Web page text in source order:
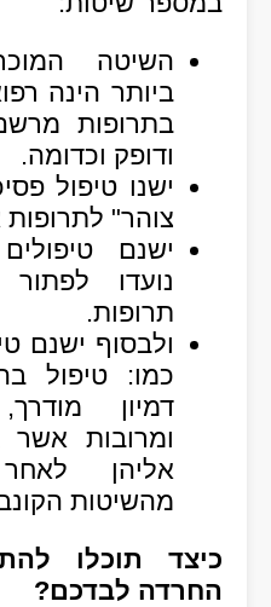
השיטה
ביותר הינה
בתרופות
ודופק וכדומה.
ישנו טיפול
צוהר"
ישנם
נועדו
תרופות.
ולבסוף ישנם
כמו: טיפול
דמיון
ומרובות אשר
אליהן
מהשיטות
כיצד תוכלו
החרדה לבדכם?